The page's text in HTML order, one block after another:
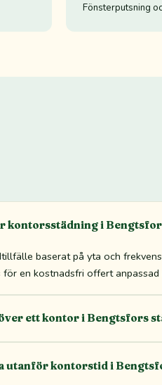
Fönsterputsning
kontorsstädning i
baserat på yta och
en kostnadsfri offert
ett kontor i Bengtsfors
utanför kontorstid i